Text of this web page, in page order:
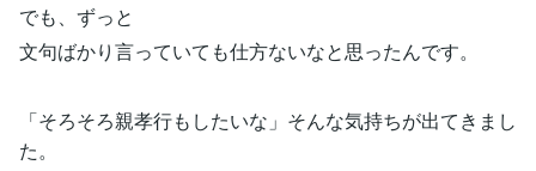
でも、ずっと
文句ばかり言っていても仕方ないなと思ったんです。
「そろそろ親孝行もしたいな」そんな気持ちが出てきまし
た。